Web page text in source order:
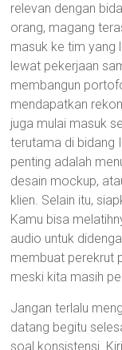
relevan dengan
orang, magang
masuk ke tim yang
lewat pekerjaan
membangun
mendapatkan
juga mulai masuk
terutama di bidang
penting adalah
desain mockup,
klien. Selain itu,
Kamu bisa
audio untuk
membuat perekrut
meski kita masih
Jangan terlalu
datang begitu
soal konsistensi.